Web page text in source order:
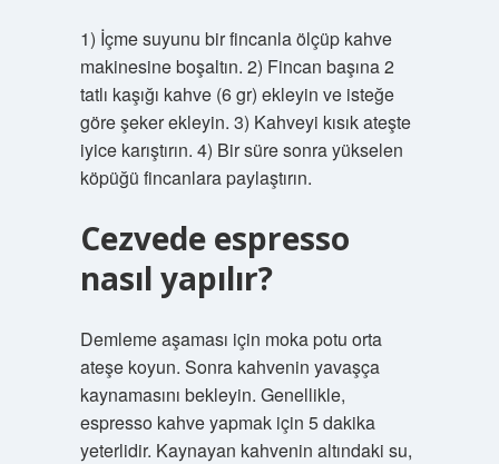
1) İçme suyunu bir fincanla ölçüp kahve
makinesine boşaltın. 2) Fincan başına 2
tatlı kaşığı kahve (6 gr) ekleyin ve isteğe
göre şeker ekleyin. 3) Kahveyi kısık ateşte
iyice karıştırın. 4) Bir süre sonra yükselen
köpüğü fincanlara paylaştırın.
Cezvede espresso
nasıl yapılır?
Demleme aşaması için moka potu orta
ateşe koyun. Sonra kahvenin yavaşça
kaynamasını bekleyin. Genellikle,
espresso kahve yapmak için 5 dakika
yeterlidir. Kaynayan kahvenin altındaki su,